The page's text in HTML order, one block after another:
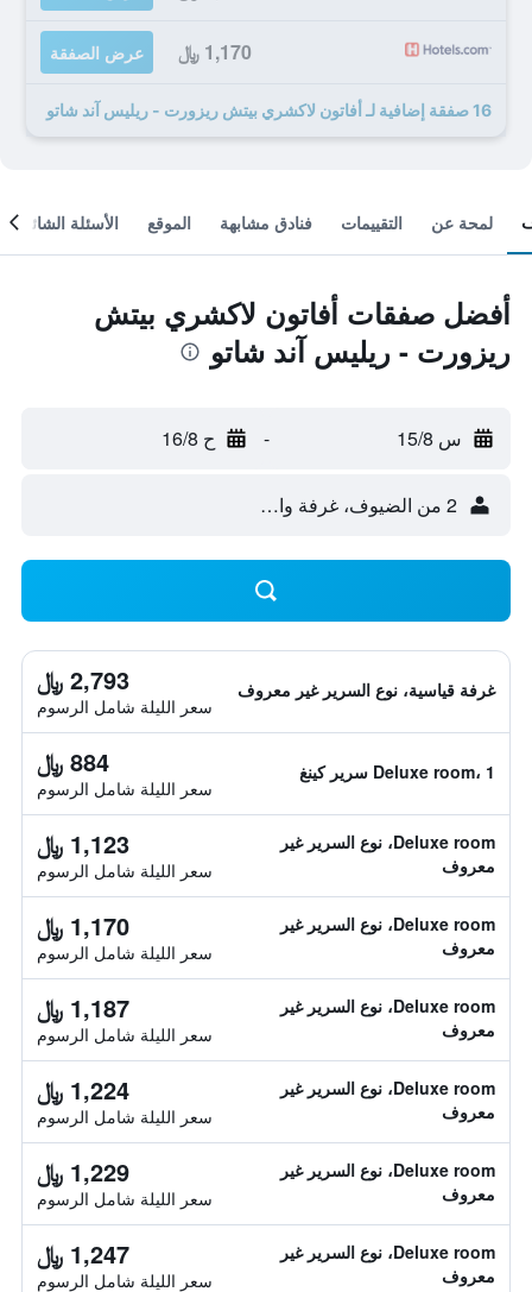
1,170 ﷼ عرض الصفقة
16 صفقة إضافية لـ أفاتون لاكشري بيتش ريزورت - ريليس آند شاتو
لمحة عن التقييمات فنادق مشابهة الموقع الأسئلة الشائعة
أفضل صفقات أفاتون لاكشري بيتش
ريزورت - ريليس آند شاتو
س 15/8 - ح 16/8
2 من الضيوف، غرفة واحدة
غرفة قياسية، نوع السرير غير معروف 2,793 ﷼
سعر الليلة شامل الرسوم
Deluxe room، 1 سرير كينغ 884 ﷼
سعر الليلة شامل الرسوم
Deluxe room، نوع السرير غير
معروف
1,123 ﷼
سعر الليلة شامل الرسوم
Deluxe room، نوع السرير غير
معروف
1,170 ﷼
سعر الليلة شامل الرسوم
Deluxe room، نوع السرير غير
معروف
1,187 ﷼
سعر الليلة شامل الرسوم
Deluxe room، نوع السرير غير
معروف
1,224 ﷼
سعر الليلة شامل الرسوم
Deluxe room، نوع السرير غير
معروف
1,229 ﷼
سعر الليلة شامل الرسوم
Deluxe room، نوع السرير غير
معروف
1,247 ﷼
سعر الليلة شامل الرسوم